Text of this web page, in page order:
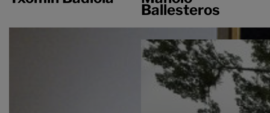
Ballesteros